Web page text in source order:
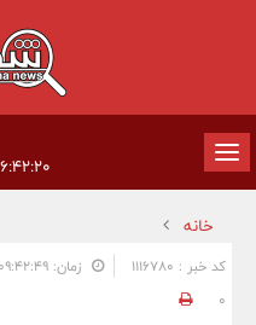
تغییر
وضعیت
ناوبری
خانه
کد خبر : 1116780 زمان: ۰۹:۴۲:۴۹ - تاریخ: ۱۴۰۴/۰۵/۰۳
0